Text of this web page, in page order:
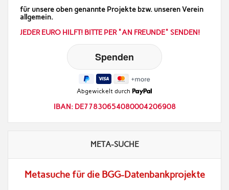
für unsere oben genannte Projekte bzw. unseren Verein
allgemein.
JEDER EURO HILFT! BITTE PER "AN FREUNDE" SENDEN!
Abgewickelt durch
IBAN: DE77830654080004206908
META-SUCHE
Metasuche für die BGG-Datenbankprojekte